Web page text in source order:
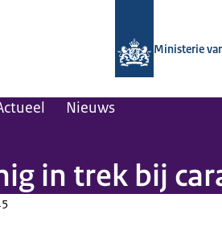
Ministerie
Nieuws
in trek bij